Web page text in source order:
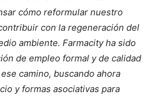
cómo reformular nuestro
con la regeneración del
ambiente. Farmacity ha sido
de empleo formal y de calidad
camino, buscando ahora
y formas asociativas para